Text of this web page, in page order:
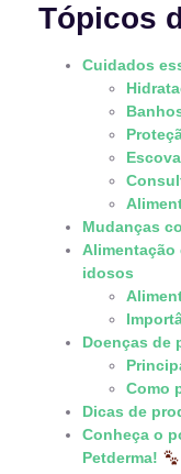
Tópicos
Cuidados
Mudanças
Alimentação
idosos
Doenças de
Como
Dicas de
Conheça o
Petderma!